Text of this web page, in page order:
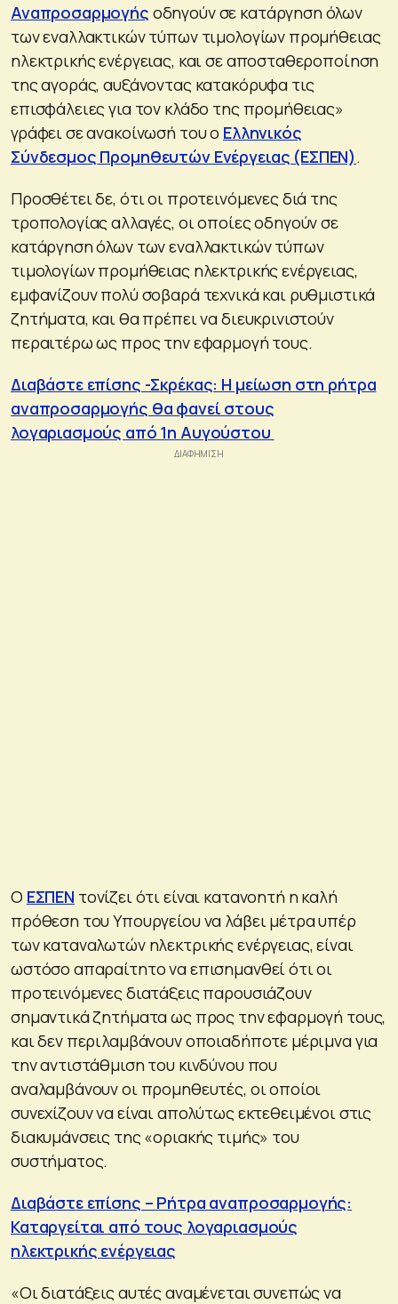
Αναπροσαρμογής οδηγούν σε κατάργηση όλων
των εναλλακτικών τύπων τιμολογίων προμήθειας
ηλεκτρικής ενέργειας, και σε αποσταθεροποίηση
της αγοράς, αυξάνοντας κατακόρυφα τις
επισφάλειες για τον κλάδο της προμήθειας»
γράφει σε ανακοίνωσή του ο Ελληνικός
Σύνδεσμος Προμηθευτών Ενέργειας (ΕΣΠΕΝ) .
Προσθέτει δε, ότι οι προτεινόμενες διά της
τροπολογίας αλλαγές, οι οποίες οδηγούν σε
κατάργηση όλων των εναλλακτικών τύπων
τιμολογίων προμήθειας ηλεκτρικής ενέργειας,
εμφανίζουν πολύ σοβαρά τεχνικά και ρυθμιστικά
ζητήματα, και θα πρέπει να διευκρινιστούν
περαιτέρω ως προς την εφαρμογή τους.
Διαβάστε επίσης -Σκρέκας: Η μείωση στη ρήτρα
αναπροσαρμογής θα φανεί στους
λογαριασμούς από 1η Αυγούστου ​​​​​​
Ο ΕΣΠΕΝ τονίζει ότι είναι κατανοητή η καλή
πρόθεση του Υπουργείου να λάβει μέτρα υπέρ
των καταναλωτών ηλεκτρικής ενέργειας, είναι
ωστόσο απαραίτητο να επισημανθεί ότι οι
προτεινόμενες διατάξεις παρουσιάζουν
σημαντικά ζητήματα ως προς την εφαρμογή τους,
και δεν περιλαμβάνουν οποιαδήποτε μέριμνα για
την αντιστάθμιση του κινδύνου που
αναλαμβάνουν οι προμηθευτές, οι οποίοι
συνεχίζουν να είναι απολύτως εκτεθειμένοι στις
διακυμάνσεις της «οριακής τιμής» του
συστήματος.
Διαβάστε επίσης – Ρήτρα αναπροσαρμογής:
Καταργείται από τους λογαριασμούς
ηλεκτρικής ενέργειας
«Οι διατάξεις αυτές αναμένεται συνεπώς να